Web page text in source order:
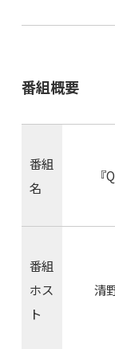
番組概要
番組
名
『
番組
ホス
ト
清